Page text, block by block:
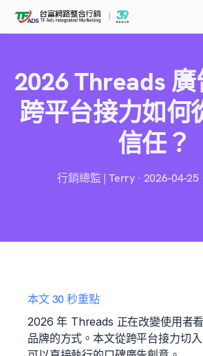
2026 Threads 廣
跨平台接力如何
信任？
行銷總監 | Terry · 2026-04-25
本文 30 秒重點
2026 年 Threads 正在改變使用者
品牌的方式。本文從跨平台接力切